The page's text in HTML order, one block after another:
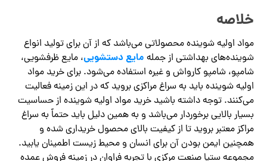
خلاصه
مواد اولیه شوینده محصولاتی می‌باشد که از آن برای تولید انواع
شوینده‌های بهداشتی از جمله مایع دستشویی، مایع ظرفشویی،
شامپو، شامپو کارواش و غیره استفاده می‌شود. برای خرید مواد
اولیه شوینده باید به سراغ مراکزی بروید که در این زمینه فعالیت
می‌کنند. توجه داشته باشید خرید مواد اولیه شوینده از حساسیت
بسیار بالایی برخوردار می‌باشد و به همین دلیل باید حتماً به سراغ
مراکز معتبر بروید تا از کیفیت بالای محصول خریداری شده و
همچنین ایمن بودن آن برای انسان و محیط زیست اطمینان یابید.
مجموعه ستیا صنعت مرکزی با تجربه فراوان در زمینه فروش عمده